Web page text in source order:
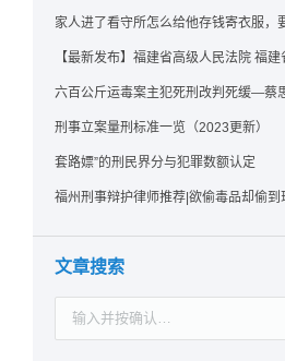
刑事立案量刑标准一览（2023更新）
套路嫖”的刑民界分与犯罪数额认定
文章搜索